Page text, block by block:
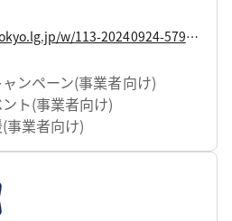
https://www.my.metro.tokyo.lg.jp/w/113-20240924-57981689
ンペーン(事業者向け)
ト(事業者向け)
事業者向け)